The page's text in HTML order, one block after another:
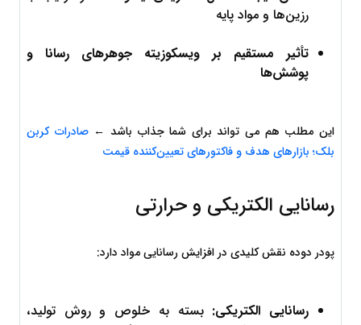
رزین‌ها و مواد پایه
پوشش‌ها
این مطلب هم می تواند برای شما جذاب باشد ←
بلک؛ بازارهای هدف و فاکتورهای تعیین‌کننده قیمت
رسانایی الکتریکی و حرارتی
پودر دوده نقش کلیدی در افزایش رسانایی مواد دارد:
رسانایی الکتریکی: